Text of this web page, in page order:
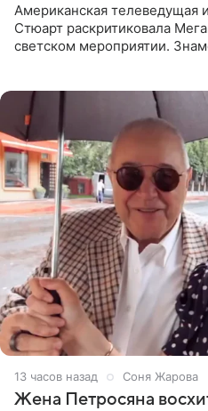
Американская телеведущая
Стюарт раскритиковала
светском мероприятии.
13 часов назад Соня Жарова
Жена Петросяна